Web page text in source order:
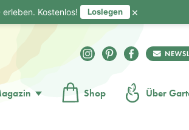
Shop Über
Kostenlos! Loslegen ×